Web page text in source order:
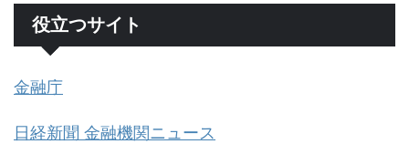
役立つサイト
金融庁
日経新聞 金融機関ニュース